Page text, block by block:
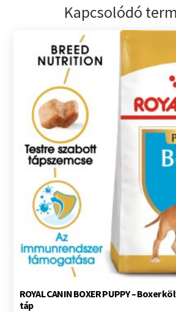
Kapcsolódó
ROYAL CANIN BOXER PUPPY – Boxer
táp